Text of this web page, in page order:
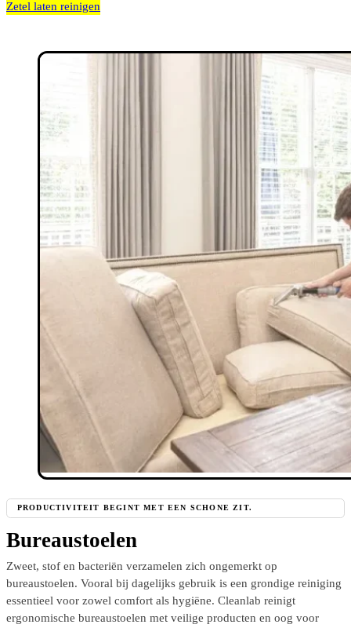
Zetel laten reinigen
PRODUCTIVITEIT BEGINT MET EEN SCHONE ZIT.
Bureaustoelen
Zweet, stof en bacteriën verzamelen zich ongemerkt op
bureaustoelen. Vooral bij dagelijks gebruik is een grondige reiniging
essentieel voor zowel comfort als hygiëne. Cleanlab reinigt
ergonomische bureaustoelen met veilige producten en oog voor